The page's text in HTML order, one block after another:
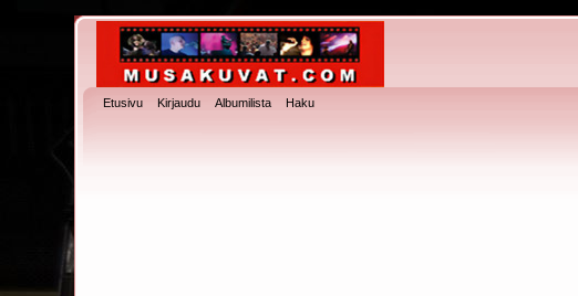
Etusivu Kirjaudu Albumilista Haku